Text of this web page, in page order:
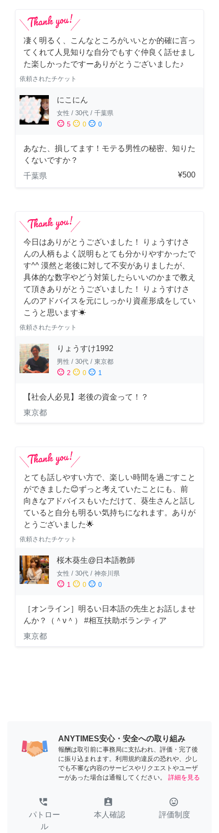
凄く明るく、こんなところがいいとか的確に言っ
てくれて人見知りな自分でもすぐ仲良く話せまし
た楽しかったですーありがとうございました♪
依頼されたチケット
にこにん
女性 / 30代 / 千葉県
sentiment_satisfied 5 sentiment_neutral 0 sentiment_dissatisfied 0
あなた、損してます！モテる男性の秘密、知りた
くないですか？
千葉県
¥500
今日はありがとうございました！ りょうすけさ
んの人柄もよく説明もとても分かりやすかったで
す^^ 漠然と老後に対して不安がありましたが、
具体的な数字やどう対策したらいいのかまで教え
て頂きありがとうございました！ りょうすけさ
んのアドバイスを元にしっかり資産形成をしてい
こうと思います☀︎
依頼されたチケット
りょうすけ1992
男性 / 30代 / 東京都
sentiment_satisfied 2 sentiment_neutral 0 sentiment_dissatisfied 1
【社会人必見】老後の資金って！？
東京都
とても話しやすい方で、楽しい時間を過ごすこと
ができました😊ずっと考えていたことにも、前
向きなアドバイスもいただけて、葵生さんと話し
ていると自分も明るい気持ちになれます。ありが
とうございました🌟
依頼されたチケット
桜木葵生@日本語教師
女性 / 30代 / 神奈川県
sentiment_satisfied 1 sentiment_neutral 0 sentiment_dissatisfied 0
［オンライン］明るい日本語の先生とお話しませ
んか？（＾ν＾） #相互扶助ボランティア
東京都
ANYTIMES安心・安全への取り組み
報酬は取引前に事務局に支払われ、評価・完了後
に振り込まれます。利用規約違反の恐れや、少し
でも不審な内容のサービスやリクエストやユーザ
ーがあった場合は通報してください。
詳細を見る
perm_phone_msg
パトロー
ル
assignment_ind
本人確認
tag_faces
評価制度